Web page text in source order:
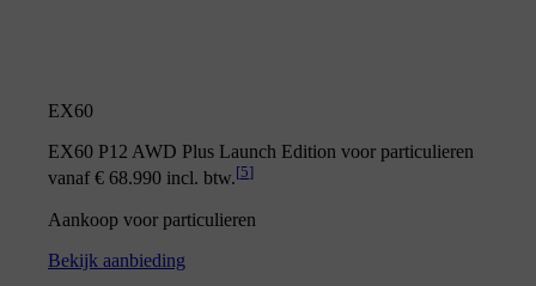
EX60
EX60 P12 AWD Plus Launch Edition voor particulieren
vanaf € 68.990 incl. btw.[5]
Aankoop voor particulieren
Bekijk aanbieding